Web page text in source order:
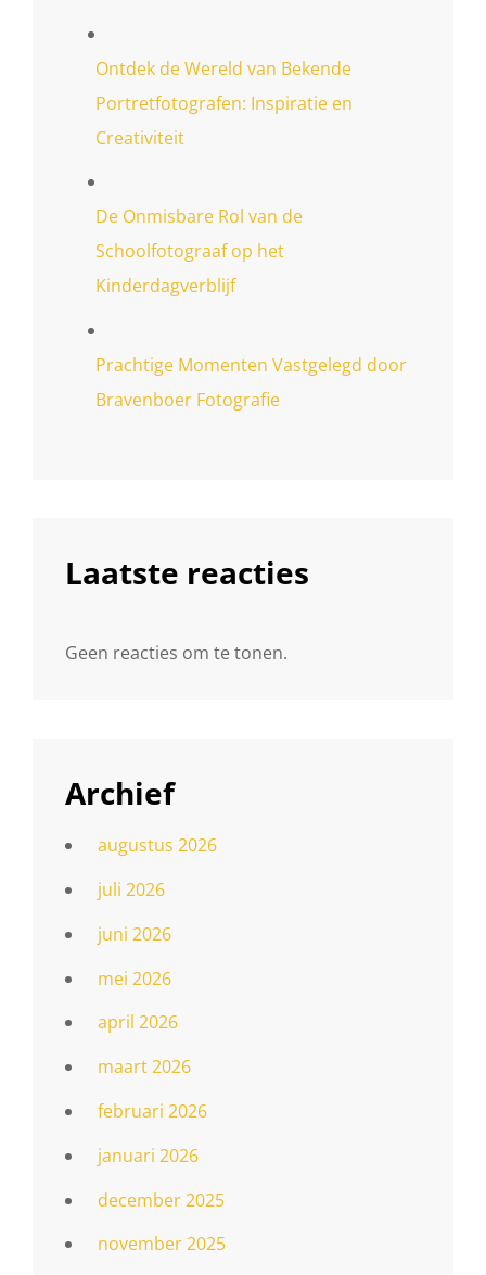
Ontdek de Wereld van Bekende
Portretfotografen: Inspiratie en
Creativiteit
De Onmisbare Rol van de
Schoolfotograaf op het
Kinderdagverblijf
Prachtige Momenten Vastgelegd door
Bravenboer Fotografie
Laatste reacties
Geen reacties om te tonen.
Archief
augustus 2026
juli 2026
juni 2026
mei 2026
april 2026
maart 2026
februari 2026
januari 2026
december 2025
november 2025